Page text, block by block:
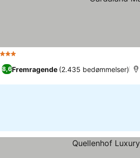
8,6Fremragende (2.435 bedømmelser)